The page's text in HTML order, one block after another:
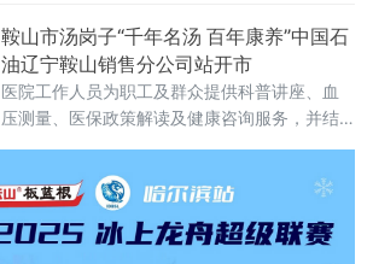
康服务送到群众“家门口”，11月29日，石家庄市
长安区家庭医生签约服务进小区活动启动仪式
在金谈固家园举行。
鞍山市汤岗子“千年名汤 百年康养”中国石
油辽宁鞍山销售分公司站开市
医院工作人员为职工及群众提供科普讲座、血
压测量、医保政策解读及健康咨询服务，并结
时耐心细致地解答大家所提出的疾病治疗、康
复等方面的问题，让大家享受到专业医疗服
务，将健康与温暖送到职工心间。 据介绍，活
动中，心肺康